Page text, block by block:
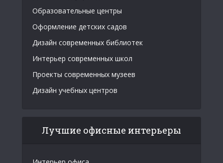
Образовательные центры
Оформление детских садов
Дизайн современных библиотек
Интерьер современных школ
Проекты современных музеев
Дизайн учебных центров
Лучшие офисные интерьеры